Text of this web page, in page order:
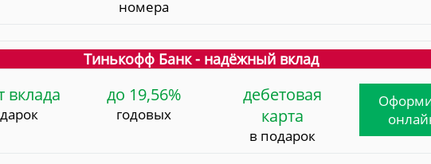
номера
Тинькофф Банк - надёжный вклад
вклада до 19,56%
годовых
дебетовая
карта
в подарок